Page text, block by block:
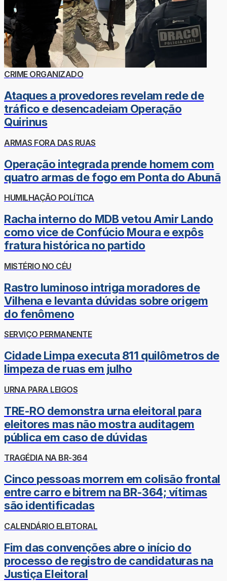
CRIME ORGANIZADO
Ataques a provedores revelam rede de
tráfico e desencadeiam Operação
Quirinus
ARMAS FORA DAS RUAS
Operação integrada prende homem com
quatro armas de fogo em Ponta do Abunã
HUMILHAÇÃO POLÍTICA
Racha interno do MDB vetou Amir Lando
como vice de Confúcio Moura e expôs
fratura histórica no partido
MISTÉRIO NO CÉU
Rastro luminoso intriga moradores de
Vilhena e levanta dúvidas sobre origem
do fenômeno
SERVIÇO PERMANENTE
Cidade Limpa executa 811 quilômetros de
limpeza de ruas em julho
URNA PARA LEIGOS
TRE-RO demonstra urna eleitoral para
eleitores mas não mostra auditagem
pública em caso de dúvidas
TRAGÉDIA NA BR-364
Cinco pessoas morrem em colisão frontal
entre carro e bitrem na BR-364; vítimas
são identificadas
CALENDÁRIO ELEITORAL
Fim das convenções abre o início do
processo de registro de candidaturas na
Justiça Eleitoral